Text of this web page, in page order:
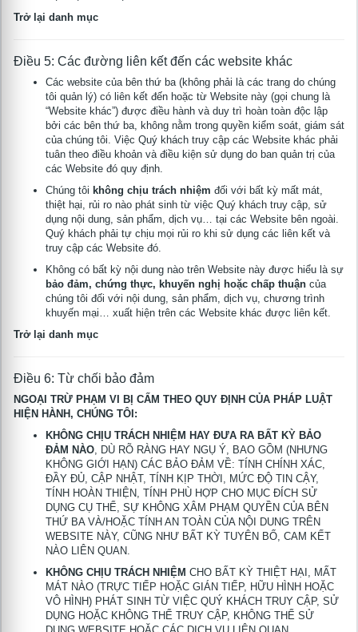
Trở lại danh mục
Điều 5: Các đường liên kết đến các website khác
Các website của bên thứ ba (không phải là các trang do chúng
tôi quản lý) có liên kết đến hoặc từ Website này (gọi chung là
“Website khác”) được điều hành và duy trì hoàn toàn độc lập
bởi các bên thứ ba, không nằm trong quyền kiểm soát, giám sát
của chúng tôi. Việc Quý khách truy cập các Website khác phải
tuân theo điều khoản và điều kiện sử dụng do ban quản trị của
các Website đó quy định.
Chúng tôi không chịu trách nhiệm đối với bất kỳ mất mát,
thiệt hại, rủi ro nào phát sinh từ việc Quý khách truy cập, sử
dụng nội dung, sản phẩm, dịch vụ… tại các Website bên ngoài.
Quý khách phải tự chịu mọi rủi ro khi sử dụng các liên kết và
truy cập các Website đó.
Không có bất kỳ nội dung nào trên Website này được hiểu là sự
bảo đảm, chứng thực, khuyến nghị hoặc chấp thuận của
chúng tôi đối với nội dung, sản phẩm, dịch vụ, chương trình
khuyến mại… xuất hiện trên các Website khác được liên kết.
Trở lại danh mục
Điều 6: Từ chối bảo đảm
NGOẠI TRỪ PHẠM VI BỊ CẤM THEO QUY ĐỊNH CỦA PHÁP LUẬT
HIỆN HÀNH, CHÚNG TÔI:
KHÔNG CHỊU TRÁCH NHIỆM HAY ĐƯA RA BẤT KỲ BẢO
ĐẢM NÀO , DÙ RÕ RÀNG HAY NGỤ Ý, BAO GỒM (NHƯNG
KHÔNG GIỚI HẠN) CÁC BẢO ĐẢM VỀ: TÍNH CHÍNH XÁC,
ĐẦY ĐỦ, CẬP NHẬT, TÍNH KỊP THỜI, MỨC ĐỘ TIN CẬY,
TÍNH HOÀN THIỆN, TÍNH PHÙ HỢP CHO MỤC ĐÍCH SỬ
DỤNG CỤ THỂ, SỰ KHÔNG XÂM PHẠM QUYỀN CỦA BÊN
THỨ BA VÀ/HOẶC TÍNH AN TOÀN CỦA NỘI DUNG TRÊN
WEBSITE NÀY, CŨNG NHƯ BẤT KỲ TUYÊN BỐ, CAM KẾT
NÀO LIÊN QUAN.
KHÔNG CHỊU TRÁCH NHIỆM CHO BẤT KỲ THIỆT HẠI, MẤT
MÁT NÀO (TRỰC TIẾP HOẶC GIÁN TIẾP, HỮU HÌNH HOẶC
VÔ HÌNH) PHÁT SINH TỪ VIỆC QUÝ KHÁCH TRUY CẬP, SỬ
DỤNG HOẶC KHÔNG THỂ TRUY CẬP, KHÔNG THỂ SỬ